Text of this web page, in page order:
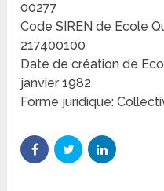
00277
Code SIREN de Ecole
217400100
Date de création de
janvier 1982
Forme juridique: